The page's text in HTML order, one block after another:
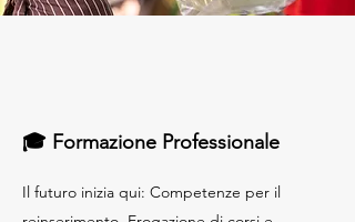
🎓 Formazione Professionale
Il futuro inizia qui: Competenze per il